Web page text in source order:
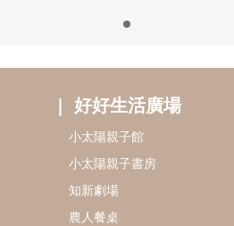
好好生活廣場
小太陽親子館
小太陽親子書房
知新劇場
農人餐桌